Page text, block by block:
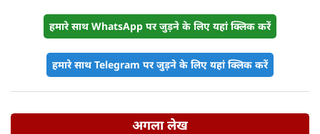
हमारे साथ WhatsApp पर जुड़ने के लिए यहां क्लिक करें
हमारे साथ Telegram पर जुड़ने के लिए यहां क्लिक करें
अगला लेख